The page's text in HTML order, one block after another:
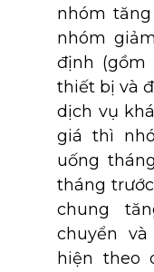
nhóm
nhóm
định (gồm
thiết bị và
dịch vụ
giá thì
uống
tháng trước
chung
chuyển
hiện theo